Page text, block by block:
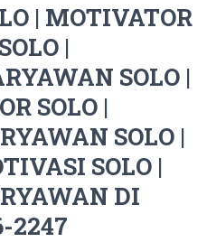
T
I
| MOTIVATOR
|
SOLO |
SOLO |
SOLO |
SOLO |
DI
2247